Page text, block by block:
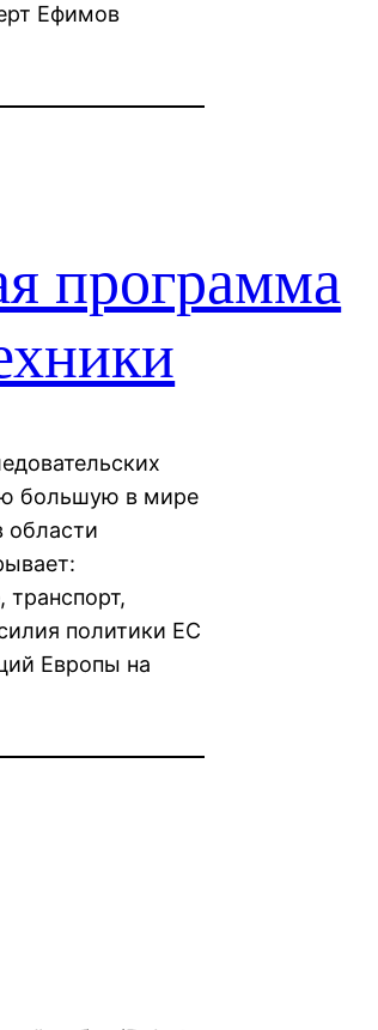
Ефимов
программа
большую в мире
области
транспорт,
политики ЕС
Европы на